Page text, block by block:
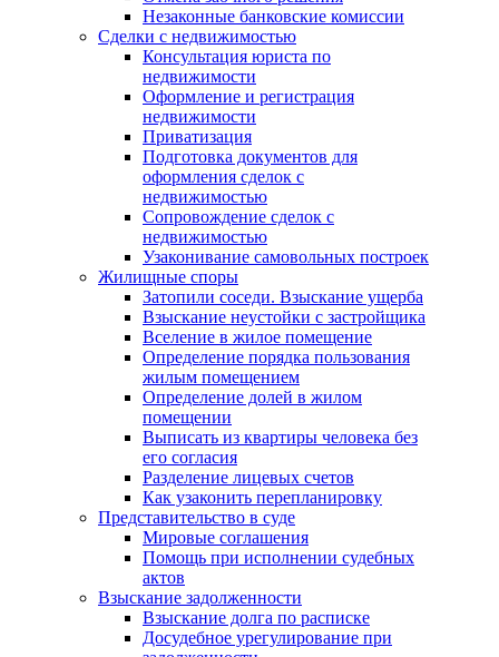
Незаконные банковские комиссии
Сделки с недвижимостью
Консультация юриста по
недвижимости
Оформление и регистрация
недвижимости
Приватизация
Подготовка документов для
оформления сделок с
недвижимостью
Сопровождение сделок с
недвижимостью
Узаконивание самовольных построек
Жилищные споры
Затопили соседи. Взыскание ущерба
Взыскание неустойки с застройщика
Вселение в жилое помещение
Определение порядка пользования
жилым помещением
Определение долей в жилом
помещении
Выписать из квартиры человека без
его согласия
Разделение лицевых счетов
Как узаконить перепланировку
Представительство в суде
Мировые соглашения
Помощь при исполнении судебных
актов
Взыскание задолженности
Взыскание долга по расписке
Досудебное урегулирование при